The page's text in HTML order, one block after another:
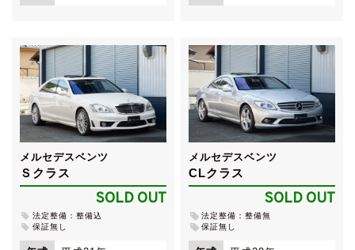
メルセデスベンツ
Ｓクラス
SOLD OUT
法定整備：整備込
保証無し
メルセデスベンツ
CLクラス
SOLD OUT
法定整備：整備無
保証無し